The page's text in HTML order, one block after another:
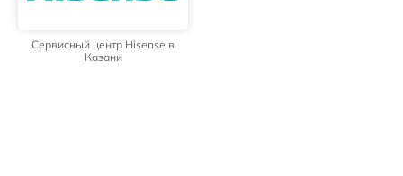
Сервисный центр Hisense в
Казани